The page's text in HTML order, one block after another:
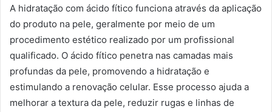
A hidratação com ácido fítico funciona através da aplicação
do produto na pele, geralmente por meio de um
procedimento estético realizado por um profissional
qualificado. O ácido fítico penetra nas camadas mais
profundas da pele, promovendo a hidratação e
estimulando a renovação celular. Esse processo ajuda a
melhorar a textura da pele, reduzir rugas e linhas de